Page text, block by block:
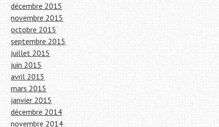
décembre 2015
novembre 2015
octobre 2015
septembre 2015
juillet 2015
juin 2015
avril 2015
mars 2015
janvier 2015
décembre 2014
novembre 2014